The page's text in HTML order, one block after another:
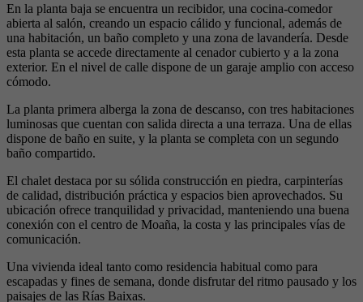
En la planta baja se encuentra un recibidor, una cocina-comedor
abierta al salón, creando un espacio cálido y funcional, además de
una habitación, un baño completo y una zona de lavandería. Desde
esta planta se accede directamente al cenador cubierto y a la zona
exterior. En el nivel de calle dispone de un garaje amplio con acceso
cómodo.
La planta primera alberga la zona de descanso, con tres habitaciones
luminosas que cuentan con salida directa a una terraza. Una de ellas
dispone de baño en suite, y la planta se completa con un segundo
baño compartido.
El chalet destaca por su sólida construcción en piedra, carpinterías
de calidad, distribución práctica y espacios bien aprovechados. Su
ubicación ofrece tranquilidad y privacidad, manteniendo una buena
conexión con el centro de Moaña, la costa y las principales vías de
comunicación.
Una vivienda ideal tanto como residencia habitual como para
escapadas y fines de semana, donde disfrutar del ritmo pausado y los
paisajes de las Rías Baixas.